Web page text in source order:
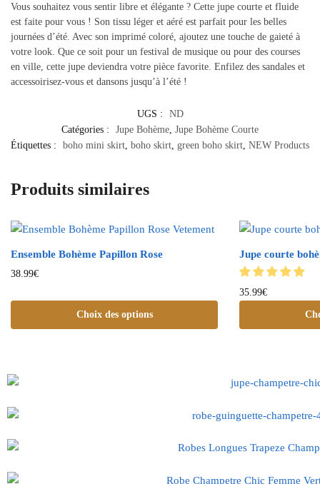
Vous souhaitez vous sentir libre et élégante ? Cette jupe courte et fluide
est faite pour vous ! Son tissu léger et aéré est parfait pour les belles
journées d’été. Avec son imprimé coloré, ajoutez une touche de gaieté à
votre look. Que ce soit pour un festival de musique ou pour des courses
en ville, cette jupe deviendra votre pièce favorite. Enfilez des sandales et
accessoirisez-vous et dansons jusqu’à l’été !
UGS :
ND
Catégories :
Jupe Bohème, Jupe Bohème Courte
Étiquettes :
boho mini skirt, boho skirt, green boho skirt, NEW Products
Produits similaires
Ensemble Bohème Papillon Rose
38.99€
Choix des options
Jupe courte
35.99€